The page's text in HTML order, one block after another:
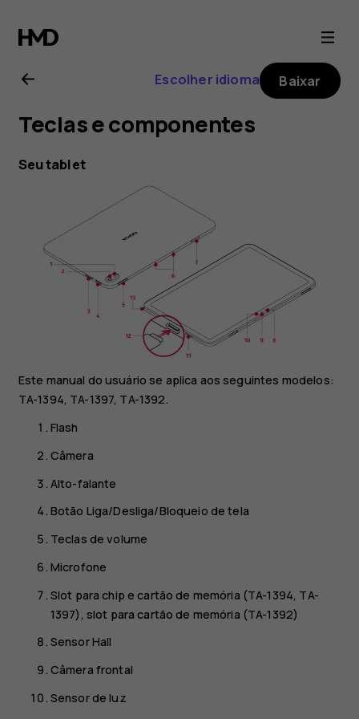
Nokia
T20
user
guide
Escolher idioma Baixar
Teclas e componentes
Seu tablet
Este manual do usuário se aplica aos seguintes modelos:
TA-1394, TA-1397, TA-1392.
Flash
Câmera
Alto-falante
Botão Liga/Desliga/Bloqueio de tela
Teclas de volume
Microfone
Slot para chip e cartão de memória (TA-1394, TA-
1397), slot para cartão de memória (TA-1392)
Sensor Hall
Câmera frontal
Sensor de luz